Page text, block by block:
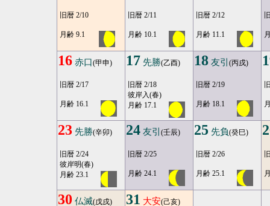
旧暦 2/10
月齢 9.1
旧暦 2/11
月齢 10.1
旧暦 2/12
月齢 11.1
16 赤口(甲申)
旧暦 2/17
月齢 16.1
17 先勝(乙酉)
旧暦 2/18
彼岸入(春)
月齢 17.1
18 友引 (丙戌)
旧暦 2/19
月齢 18.1
23 先勝(辛卯)
旧暦 2/24
彼岸明(春)
月齢 23.1
24 友引 (壬辰)
旧暦 2/25
月齢 24.1
25 先負(癸巳)
旧暦 2/26
月齢 25.1
30 仏滅(戊戌) 31 大安(己亥)